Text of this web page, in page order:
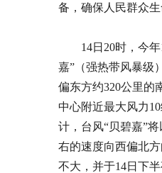
备，确保人民群众生
14日20时，今年
嘉”（强热带风暴级
偏东方约320公里的
中心附近最大风力
计，台风“贝碧嘉”
右的速度向西偏北
不大，并于14日下